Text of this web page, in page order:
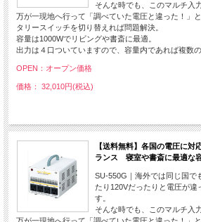
そんな時でも、このマルチ入
万が一現地へ行って「調べていた電圧と違った！」
タリースイッチを切り替えれば問題解決。
容量は1000Wでリビングや書斎に最適。
出力は４口ついていますので、容量内であれば複数
OPEN：オープン価格
価格： 32,010円(税込)
【送料無料】各国の電圧に対
ランス 寝室や書斎に最適な
SU-550G｜海外では同じ国で
たり120Vだったりと電圧が違
す。
そんな時でも、このマルチ入